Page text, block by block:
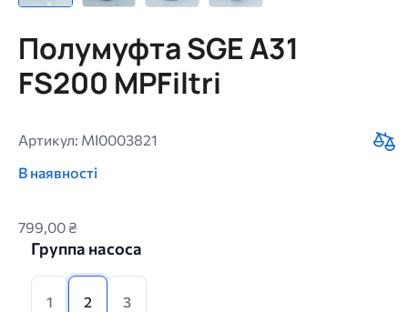
Полумуфта SGE A31
FS200 MPFiltri
Артикул: MI0003821
В наявності
799,00 ₴
Группа насоса
1 2 3